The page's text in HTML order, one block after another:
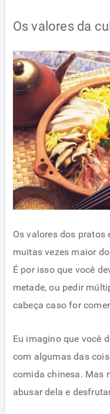
Os valores da
Os valores dos pratos
muitas vezes maior
É por isso que você
metade, ou pedir
cabeça caso for
Eu imagino que você
com algumas das
comida chinesa. Mas
abusar dela e